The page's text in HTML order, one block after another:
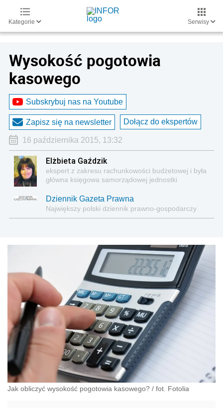
Kategorie Serwisy
Wysokość pogotowia
kasowego
Subskrybuj nas na Youtube
Zapisz się na newsletter Dołącz do ekspertów
16 października 2015, 13:32
Elżbieta Gaździk
ekspert z zakresu rachunkowości budżetowej i była
główna księgowa samorządowej jednostki
Dziennik Gazeta Prawna
Największy polski dziennik prawno-gospodarczy
Jak obliczyć wysokość pogotowia kasowego? / fot. Fotolia